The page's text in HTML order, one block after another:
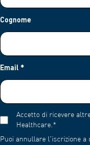
Cognome
Email *
Accetto di ricevere
Healthcare. *
Puoi annullare l'iscrizione a